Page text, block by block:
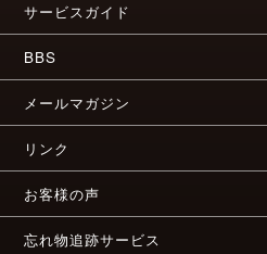
サービスガイド
BBS
メールマガジン
リンク
お客様の声
忘れ物追跡サービス